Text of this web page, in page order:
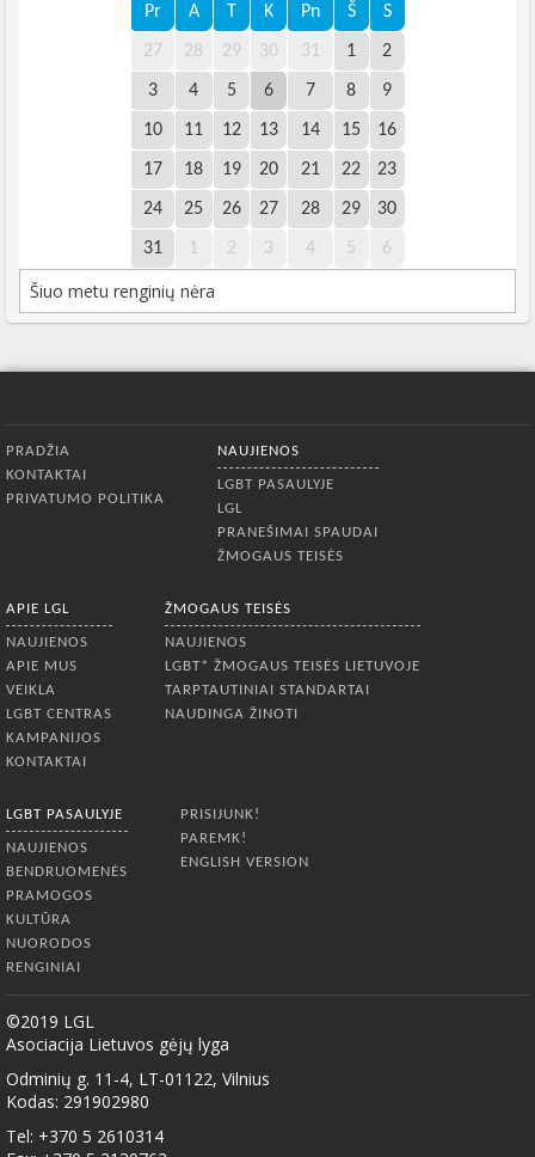
Pr A T K Pn Š S
27 28 29 30 31 1 2
3 4 5 6 7 8 9
10 11 12 13 14 15 16
17 18 19 20 21 22 23
24 25 26 27 28 29 30
31 1 2 3 4 5 6
Šiuo metu renginių nėra
PRADŽIA
KONTAKTAI
PRIVATUMO POLITIKA
NAUJIENOS
LGBT PASAULYJE
LGL
PRANEŠIMAI SPAUDAI
ŽMOGAUS TEISĖS
APIE LGL
NAUJIENOS
APIE MUS
VEIKLA
LGBT CENTRAS
KAMPANIJOS
KONTAKTAI
ŽMOGAUS TEISĖS
NAUJIENOS
LGBT* ŽMOGAUS TEISĖS LIETUVOJE
TARPTAUTINIAI STANDARTAI
NAUDINGA ŽINOTI
LGBT PASAULYJE
NAUJIENOS
BENDRUOMENĖS
PRAMOGOS
KULTŪRA
NUORODOS
RENGINIAI
PRISIJUNK!
PAREMK!
ENGLISH VERSION
©2019 LGL
Asociacija Lietuvos gėjų lyga
Odminių g. 11-4, LT-01122, Vilnius
Kodas: 291902980
Tel: +370 5 2610314